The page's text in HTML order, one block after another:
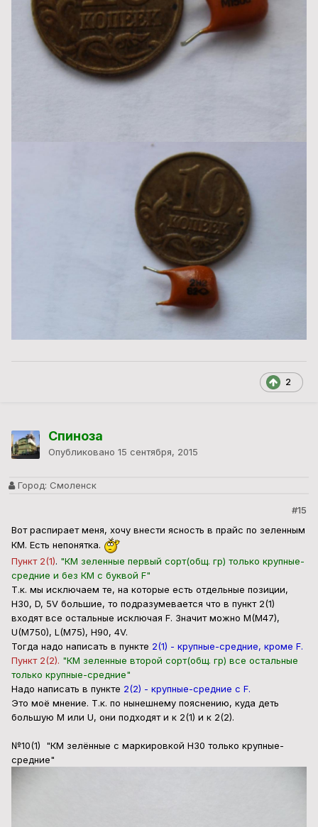
2
Спиноза
Опубликовано 15 сентября, 2015
Город: Смоленск
#15
Вот распирает меня, хочу внести ясность в прайс по зеленным
КМ. Есть непонятка.
Пункт 2(1). "КМ зеленные первый сорт(общ. гр) только крупные-
средние и без КМ с буквой F"
Т.к. мы исключаем те, на которые есть отдельные позиции,
Н30, D, 5V большие, то подразумевается что в пункт 2(1)
входят все остальные исключая F. Значит можно M(M47),
U(M750), L(M75), Н90, 4V.
Тогда надо написать в пункте 2(1) - крупные-средние, кроме F.
Пункт 2(2). "КМ зеленные второй сорт(общ. гр) все остальные
только крупные-средние"
Надо написать в пункте 2(2) - крупные-средние с F.
Это моё мнение. Т.к. по нынешнему пояснению, куда деть
большую M или U, они подходят и к 2(1) и к 2(2).
№10(1) "КМ зелённые с маркировкой Н30 только крупные-
средние"